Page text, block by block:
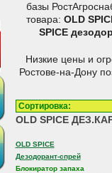
базы
товара: OLD
SPICE
Низкие цены и
Ростове-на-Дону
OLD SPICE
OLD SPICE
Дезодорант-спрей
Блокиратор запаха